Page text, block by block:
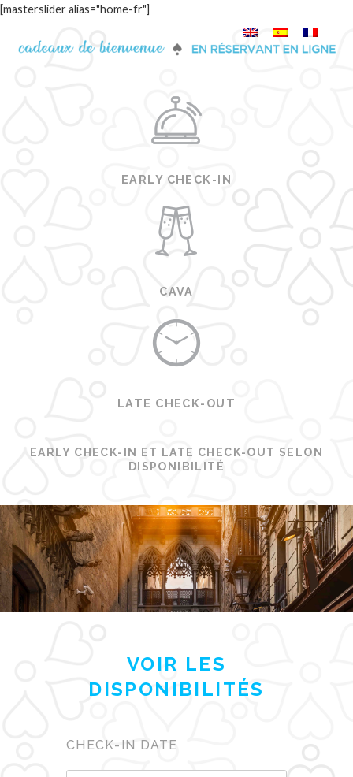
[masterslider alias="home-fr"]
EARLY CHECK-IN
CAVA
LATE CHECK-OUT
EARLY CHECK-IN ET LATE CHECK-OUT SELON
DISPONIBILITÉ
VOIR LES
DISPONIBILITÉS
CHECK-IN DATE